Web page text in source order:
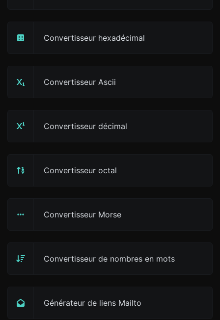
Convertisseur hexadécimal
Convertisseur Ascii
Convertisseur décimal
Convertisseur octal
Convertisseur Morse
Convertisseur de nombres en mots
Générateur de liens Mailto